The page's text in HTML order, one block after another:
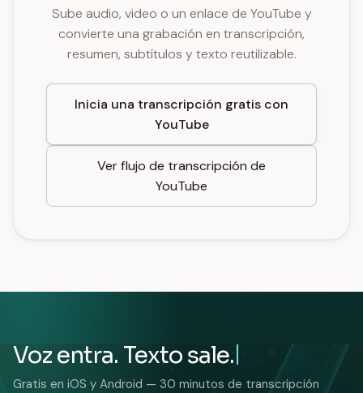
Sube audio, video o un enlace de YouTube y
convierte una grabación en transcripción,
resumen, subtítulos y texto reutilizable.
Inicia una transcripción gratis con
YouTube
Ver flujo de transcripción de
YouTube
Voz entra. Texto sale.
Gratis en iOS y Android — 30 minutos de transcripción